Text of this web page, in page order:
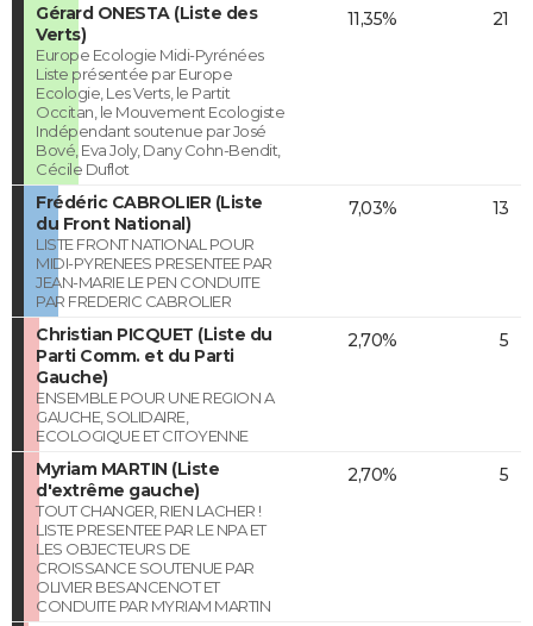
Gérard ONESTA (Liste des
Verts)
Europe Ecologie Midi-Pyrénées
Liste présentée par Europe
Ecologie, Les Verts, le Partit
Occitan, le Mouvement Ecologiste
Indépendant soutenue par José
Bové, Eva Joly, Dany Cohn-Bendit,
Cécile Duflot
11,35% 21
Frédéric CABROLIER (Liste
du Front National)
LISTE FRONT NATIONAL POUR
MIDI-PYRENEES PRESENTEE PAR
JEAN-MARIE LE PEN CONDUITE
PAR FREDERIC CABROLIER
7,03% 13
Christian PICQUET (Liste du
Parti Comm. et du Parti
Gauche)
ENSEMBLE POUR UNE REGION A
GAUCHE, SOLIDAIRE,
ECOLOGIQUE ET CITOYENNE
2,70% 5
Myriam MARTIN (Liste
d'extrême gauche)
TOUT CHANGER, RIEN LACHER !
LISTE PRESENTEE PAR LE NPA ET
LES OBJECTEURS DE
CROISSANCE SOUTENUE PAR
OLIVIER BESANCENOT ET
CONDUITE PAR MYRIAM MARTIN
2,70% 5